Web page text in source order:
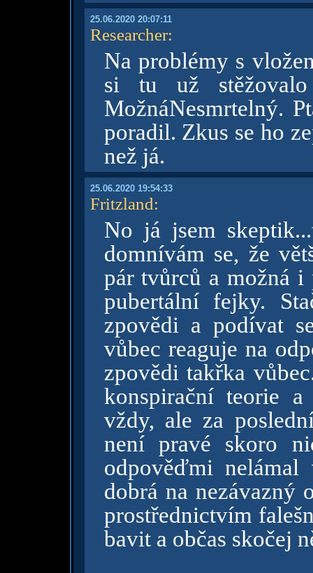
25.06.2020 20:07:11
Researcher:
Na problémy s
si tu už
MožnáNesmrtelný.
poradil. Zkus se ho
než já.
25.06.2020 19:54:33
Fritzland:
No já jsem
domnívám se, že
pár tvůrců a možná
pubertální fejky.
zpovědi a podívat
vůbec reaguje na
zpovědi takřka
konspirační teorie
vždy, ale za
není pravé skoro
odpověďmi
dobrá na nezávazný
prostřednictvím
bavit a občas skočej